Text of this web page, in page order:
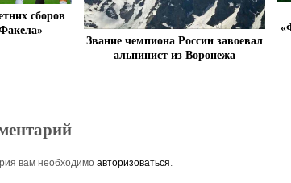
сборов
Звание чемпиона России завоевал
альпинист из Воронежа
вам необходимо авторизоваться.